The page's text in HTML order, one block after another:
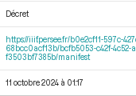
Décret
https://iiif.persee.fr/b0e2cf11-597c-
68bcc0acf13b/bcfb5053-c42f-4c52-
f3503bf7385b/manifest
11 octobre 2024 à 01:17